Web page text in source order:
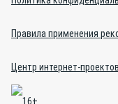
Правила применения
Центр интернет-